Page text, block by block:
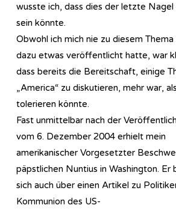
wusste ich, dass dies der letzte Nagel
sein könnte.
Obwohl ich mich nie zu diesem
dazu etwas veröffentlicht hatte, war
dass bereits die Bereitschaft, einige
„America“ zu diskutieren, mehr war,
tolerieren könnte.
Fast unmittelbar nach der
vom 6. Dezember 2004 erhielt mein
amerikanischer Vorgesetzter
päpstlichen Nuntius in Washington. Er
sich auch über einen Artikel zu
Kommunion des US-